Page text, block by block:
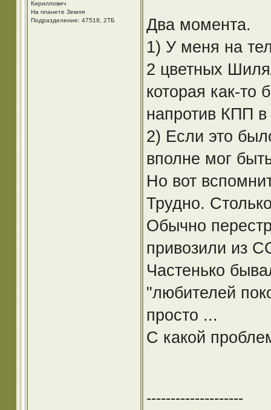
Кириллович
На планете Земля
Подразделение: 47518, 2ТБ
Два момента.
1) У меня на
2 цветных
которая как-то
напротив КПП
2) Если это
вполне мог
Но вот
Трудно.
Обычно
привозили из
Частенько
"любителей
просто ...
С какой
--------------------